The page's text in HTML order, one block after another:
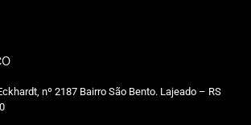
nº 2187 Bairro São Bento. Lajeado – RS